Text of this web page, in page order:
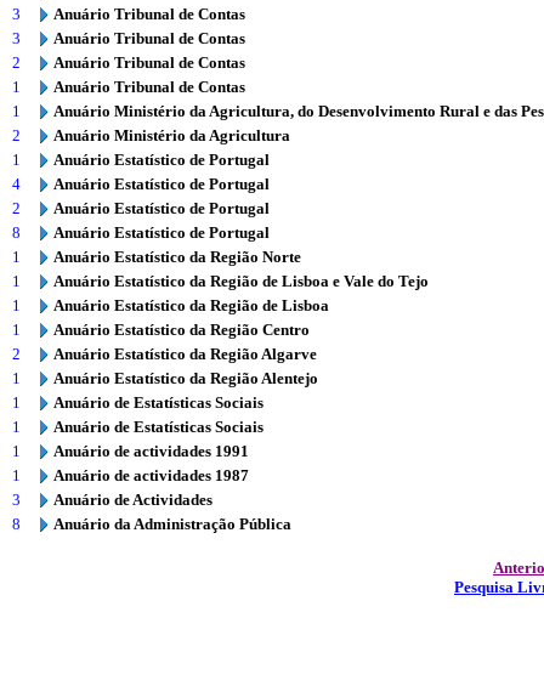
3
Anuário Tribunal de Contas
3
Anuário Tribunal de Contas
2
Anuário Tribunal de Contas
1
Anuário Tribunal de Contas
1
Anuário Ministério da Agricultura, do Desenvolvimento Rural e das
2
Anuário Ministério da Agricultura
1
Anuário Estatístico de Portugal
4
Anuário Estatístico de Portugal
2
Anuário Estatístico de Portugal
8
Anuário Estatístico de Portugal
1
Anuário Estatístico da Região Norte
1
Anuário Estatístico da Região de Lisboa e Vale do Tejo
1
Anuário Estatístico da Região de Lisboa
1
Anuário Estatístico da Região Centro
2
Anuário Estatístico da Região Algarve
1
Anuário Estatístico da Região Alentejo
1
Anuário de Estatísticas Sociais
1
Anuário de Estatísticas Sociais
1
Anuário de actividades 1991
1
Anuário de actividades 1987
3
Anuário de Actividades
8
Anuário da Administração Pública
Pesquisa